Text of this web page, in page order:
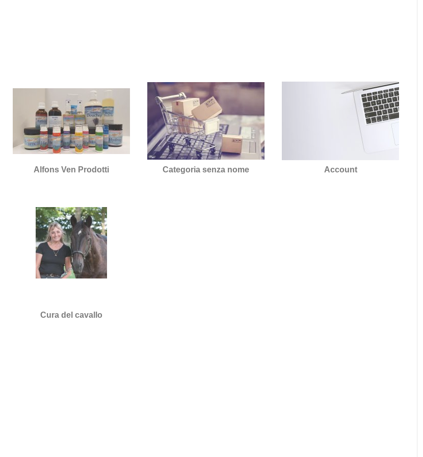
Alfons Ven Prodotti Categoria senza nome Account
Cura del cavallo